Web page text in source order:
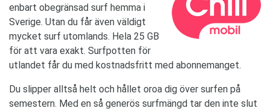
enbart obegränsad surf hemma i
Sverige. Utan du får även väldigt
mycket surf utomlands. Hela 25 GB
för att vara exakt. Surfpotten för
utlandet får du med kostnadsfritt med abonnemanget.
Du slipper alltså helt och hållet oroa dig över surfen på
semestern. Med en så generös surfmängd tar den inte slut